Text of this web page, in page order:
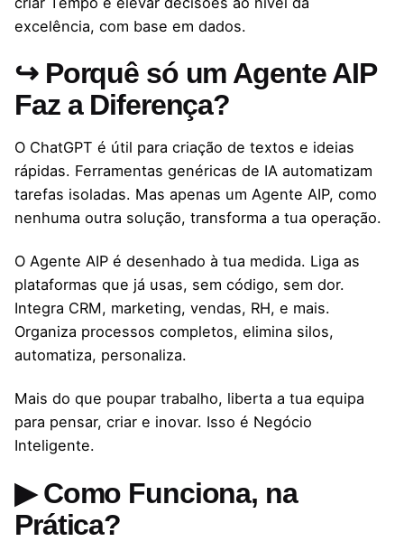
excelência, com base em dados.
↪ Porquê só um Agente AIP
Faz a Diferença?
O ChatGPT é útil para criação de textos e ideias
rápidas. Ferramentas genéricas de IA automatizam
tarefas isoladas. Mas apenas um Agente AIP, como
nenhuma outra solução, transforma a tua operação.
O Agente AIP é desenhado à tua medida. Liga as
plataformas que já usas, sem código, sem dor.
Integra CRM, marketing, vendas, RH, e mais.
Organiza processos completos, elimina silos,
automatiza, personaliza.
Mais do que poupar trabalho, liberta a tua equipa
para pensar, criar e inovar. Isso é Negócio
Inteligente.
▶ Como Funciona, na
Prática?